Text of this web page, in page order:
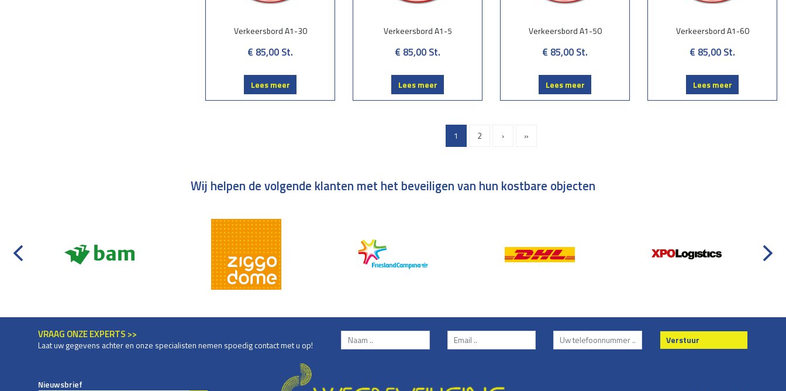
Verkeersbord A1-30
€ 85,00 St.
Lees meer
Verkeersbord A1-5
€ 85,00 St.
Lees meer
Verkeersbord A1-50
€ 85,00 St.
Lees meer
Verkeersbord A1-60
€ 85,00 St.
Lees meer
1 2 › »
Wij helpen de volgende klanten met het beveiligen van hun kostbare objecten
VRAAG ONZE EXPERTS >>
Laat uw gegevens achter en onze specialisten nemen spoedig contact met u op! Verstuur
Nieuwsbrief